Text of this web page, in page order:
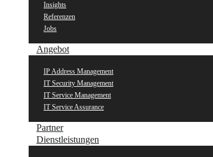
Insights
Referenzen
Jobs
Angebot
IP Address Management
IT Security Management
IT Service Management
IT Service Assurance
Partner
Dienstleistungen